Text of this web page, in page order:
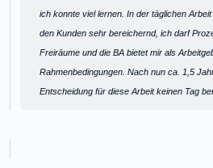
ich konnte viel lernen. In der täglichen
den Kunden sehr bereichernd, ich darf
Freiräume und die BA bietet mir als
Rahmenbedingungen. Nach nun ca. 1,5
Entscheidung für diese Arbeit keinen Tag